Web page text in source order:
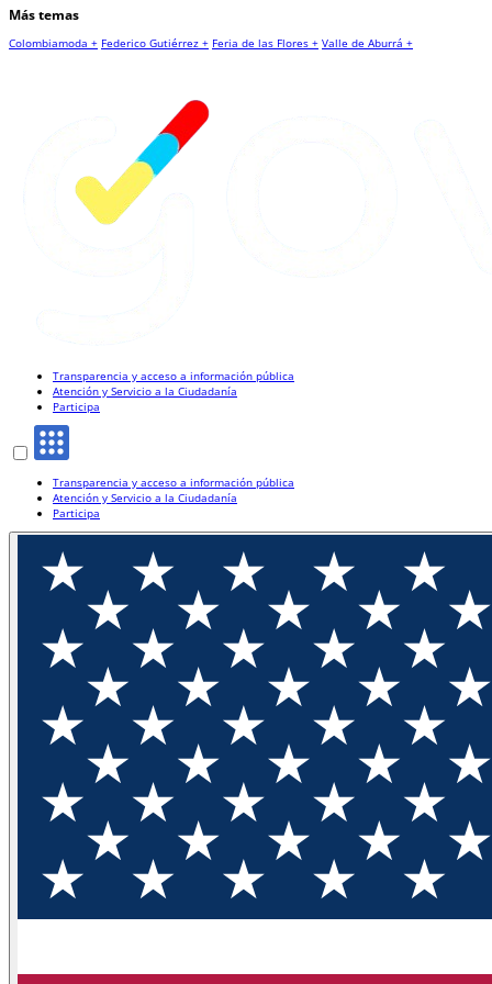
Más temas
Colombiamoda + Federico Gutiérrez + Feria de las Flores + Valle de Aburrá +
Transparencia y acceso a información pública
Atención y Servicio a la Ciudadanía
Participa
Transparencia y acceso a información pública
Atención y Servicio a la Ciudadanía
Participa